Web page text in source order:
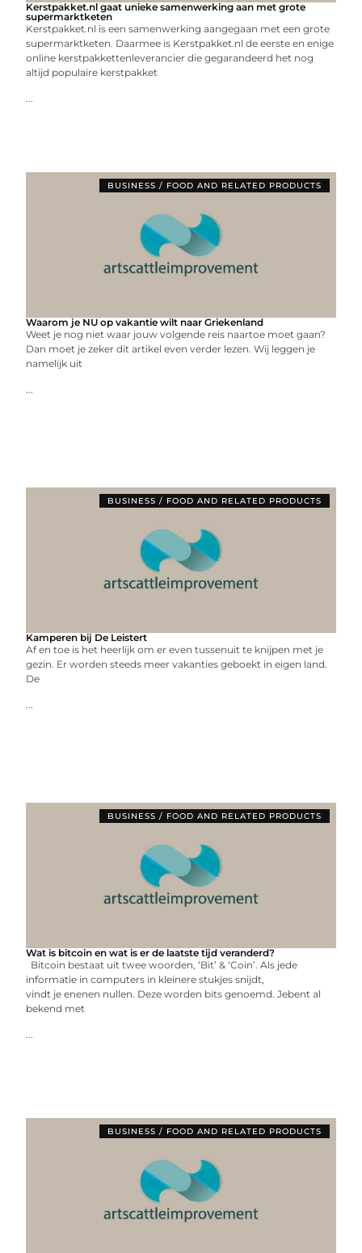
Kerstpakket.nl gaat unieke samenwerking aan met grote
supermarktketen
Kerstpakket.nl is een samenwerking aangegaan met een grote
supermarktketen. Daarmee is Kerstpakket.nl de eerste en enige
online kerstpakkettenleverancier die gegarandeerd het nog
altijd populaire kerstpakket
...
BUSINESS / FOOD AND RELATED PRODUCTS
Waarom je NU op vakantie wilt naar Griekenland
Weet je nog niet waar jouw volgende reis naartoe moet gaan?
Dan moet je zeker dit artikel even verder lezen. Wij leggen je
namelijk uit
...
BUSINESS / FOOD AND RELATED PRODUCTS
Kamperen bij De Leistert
Af en toe is het heerlijk om er even tussenuit te knijpen met je
gezin. Er worden steeds meer vakanties geboekt in eigen land.
De
...
BUSINESS / FOOD AND RELATED PRODUCTS
Wat is bitcoin en wat is er de laatste tijd veranderd?
Bitcoin bestaat uit twee woorden, ‘Bit’ & ‘Coin’. Als jede
informatie in computers in kleinere stukjes snijdt,
vindt je enenen nullen. Deze worden bits genoemd. Jebent al
bekend met
...
BUSINESS / FOOD AND RELATED PRODUCTS